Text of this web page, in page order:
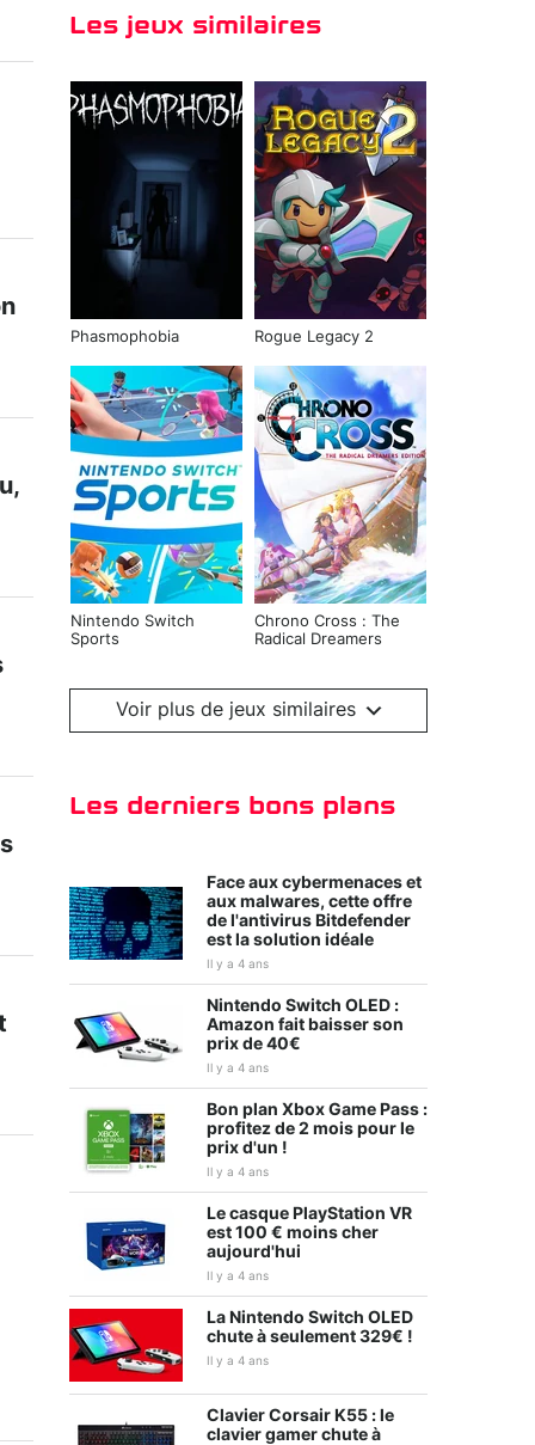
Les jeux similaires
Phasmophobia Rogue Legacy 2
Nintendo Switch
Sports
Chrono Cross : The
Radical Dreamers
Kirby et le monde
oublié
Tiny Tina's
Wonderlands
Ghostwire : Tokyo WWE 2K22
Voir plus de jeux similaires
Les derniers bons plans
Face aux cybermenaces et
aux malwares, cette offre
de l'antivirus Bitdefender
est la solution idéale
Il y a 4 ans
Nintendo Switch OLED :
Amazon fait baisser son
prix de 40€
Il y a 4 ans
Bon plan Xbox Game Pass :
profitez de 2 mois pour le
prix d'un !
Il y a 4 ans
Le casque PlayStation VR
est 100 € moins cher
aujourd'hui
Il y a 4 ans
La Nintendo Switch OLED
chute à seulement 329€ !
Il y a 4 ans
Clavier Corsair K55 : le
clavier gamer chute à